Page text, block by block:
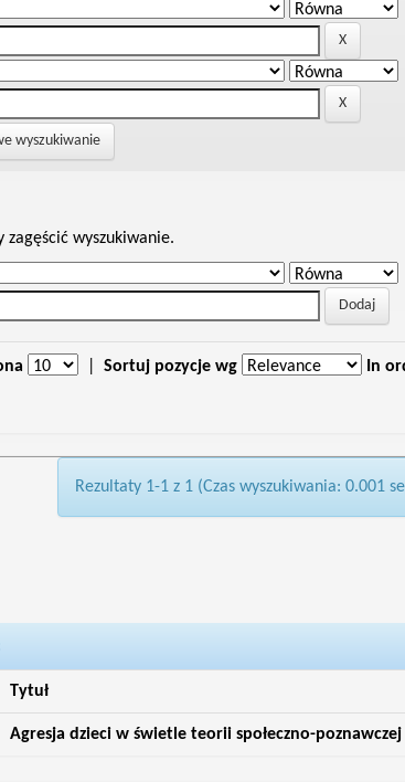
wyszukiwanie
zagęścić wyszukiwanie.
Sortuj pozycje wg In
Rezultaty 1-1 z 1 (Czas wyszukiwania: 0.001
Tytuł
Agresja dzieci w świetle teorii społeczno-poznawczej